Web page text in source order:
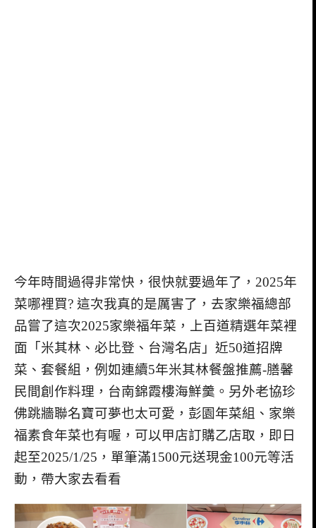
今年時間過得非常快，很快就要過年了，2025年
菜哪裡買? 這次我真的是厲害了，去家樂福總部
品嘗了這次2025家樂福年菜，上百道精選年菜裡
面「米其林、必比登、台灣名店」近50道招牌
菜、套餐組，例如連續5年米其林餐盤推薦-膳馨
民間創作料理，台南錦霞樓海鮮羹。另外老協珍
佛跳牆聯名寶可夢也太可愛，彭園年菜組、家樂
福素食年菜也有喔，可以甲店訂購乙店取，即日
起至2025/1/25，單筆滿1500元送現金100元等活
動，帶大家去看看